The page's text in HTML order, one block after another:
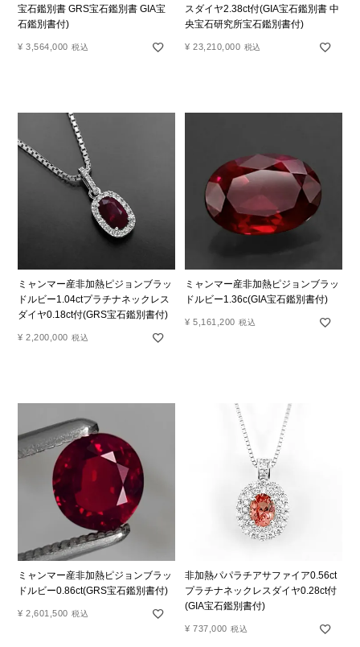
宝石鑑別書 GRS宝石鑑別書 GIA宝
石鑑別書付)
¥ 3,564,000 税込
スダイヤ2.38ct付(GIA宝石鑑別書 中
央宝石研究所宝石鑑別書付)
¥ 23,210,000 税込
ミャンマー産非加熱ピジョンブラッ
ドルビー1.04ctプラチナネックレス
ダイヤ0.18ct付(GRS宝石鑑別書付)
¥ 2,200,000 税込
ミャンマー産非加熱ピジョンブラッ
ドルビー1.36c(GIA宝石鑑別書付)
¥ 5,161,200 税込
ミャンマー産非加熱ピジョンブラッ
ドルビー0.86ct(GRS宝石鑑別書付)
¥ 2,601,500 税込
非加熱パパラチアサファイア0.56ct
プラチナネックレスダイヤ0.28ct付
(GIA宝石鑑別書付)
¥ 737,000 税込